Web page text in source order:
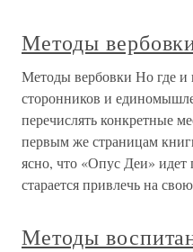
Методы
Методы вербовки Но где и
сторонников и
перечислять конкретные
первым же страницам
ясно, что «Опус Деи» идет
старается привлечь на свою
Методы